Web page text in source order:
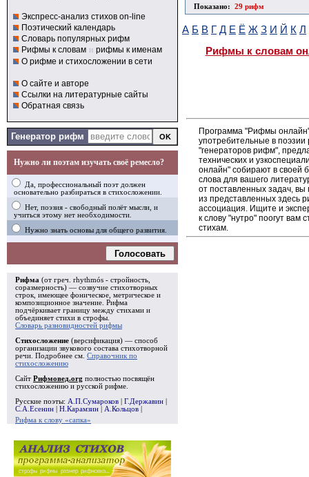
Экспресс-анализ стихов on-line
Поэтический календарь
Словарь популярных рифм
Рифмы к словам и рифмы к именам
О рифме и стихосложении в сети
О сайте и авторе
Ссылки на литературные сайты
Обратная связь
Генератор рифм
Нужно ли поэтам изучать своё ремесло?
Да, профессиональный поэт должен
основательно разбираться в стихосложении.
Нет, поэзия - свободный полёт мысли, и
учиться этому нет необходимости.
Нужно знать основы для общего развития.
Голосовать
Рифма (от греч. rhythmós - стройность,
соразмерность) — созвучие стихотворных
строк, имеющее фоническое, метрическое и
композиционное значение. Рифма
подчёркивает границу между стихами и
объединяет стихи в строфы
Словарь разновидностей рифмы
Стихосложение (версификация) — способ
организации звукового состава стихотворной
речи. Подробнее см. Справочник по
стихосложению
Сайт Рифмовед.org полностью посвящён
стихосложению и русской рифме.
Русские поэты: А.П.Сумароков Г.Державин
С.А.Есенин
Н.Карамзин А.Кольцов
Рифма к слову «сапка»
Показано: 29 рифм
А Б В Г Д Е Ё Ж З И Й К Л
Рифмы к словам
Программа "Рифмы
употребительные в
"генераторов рифм",
технических и
онлайн" собирают в своей
слова для вашего
от поставленных задач,
из представленных здесь
ассоциация. Ищите и
к слову "нутро" поогут
стихам.